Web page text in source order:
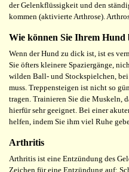
der Gelenkflüssigkeit und den
kommen (aktivierte Arthrose).
Wie können Sie Ihrem Hund
Wenn der Hund zu dick ist, ist es
Sie öfters kleinere Spaziergänge,
wilden Ball- und Stockspielchen,
muss. Treppensteigen ist nicht so
tragen. Trainieren Sie die Muskeln,
hierfür sehr geeignet. Bei einer
helfen, indem Sie ihm viel Ruhe
Arthritis
Arthritis ist eine Entzündung des
Zeichen für eine Entzündung auf: